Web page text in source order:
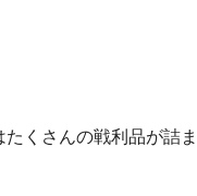
くさんの戦利品が詰ま